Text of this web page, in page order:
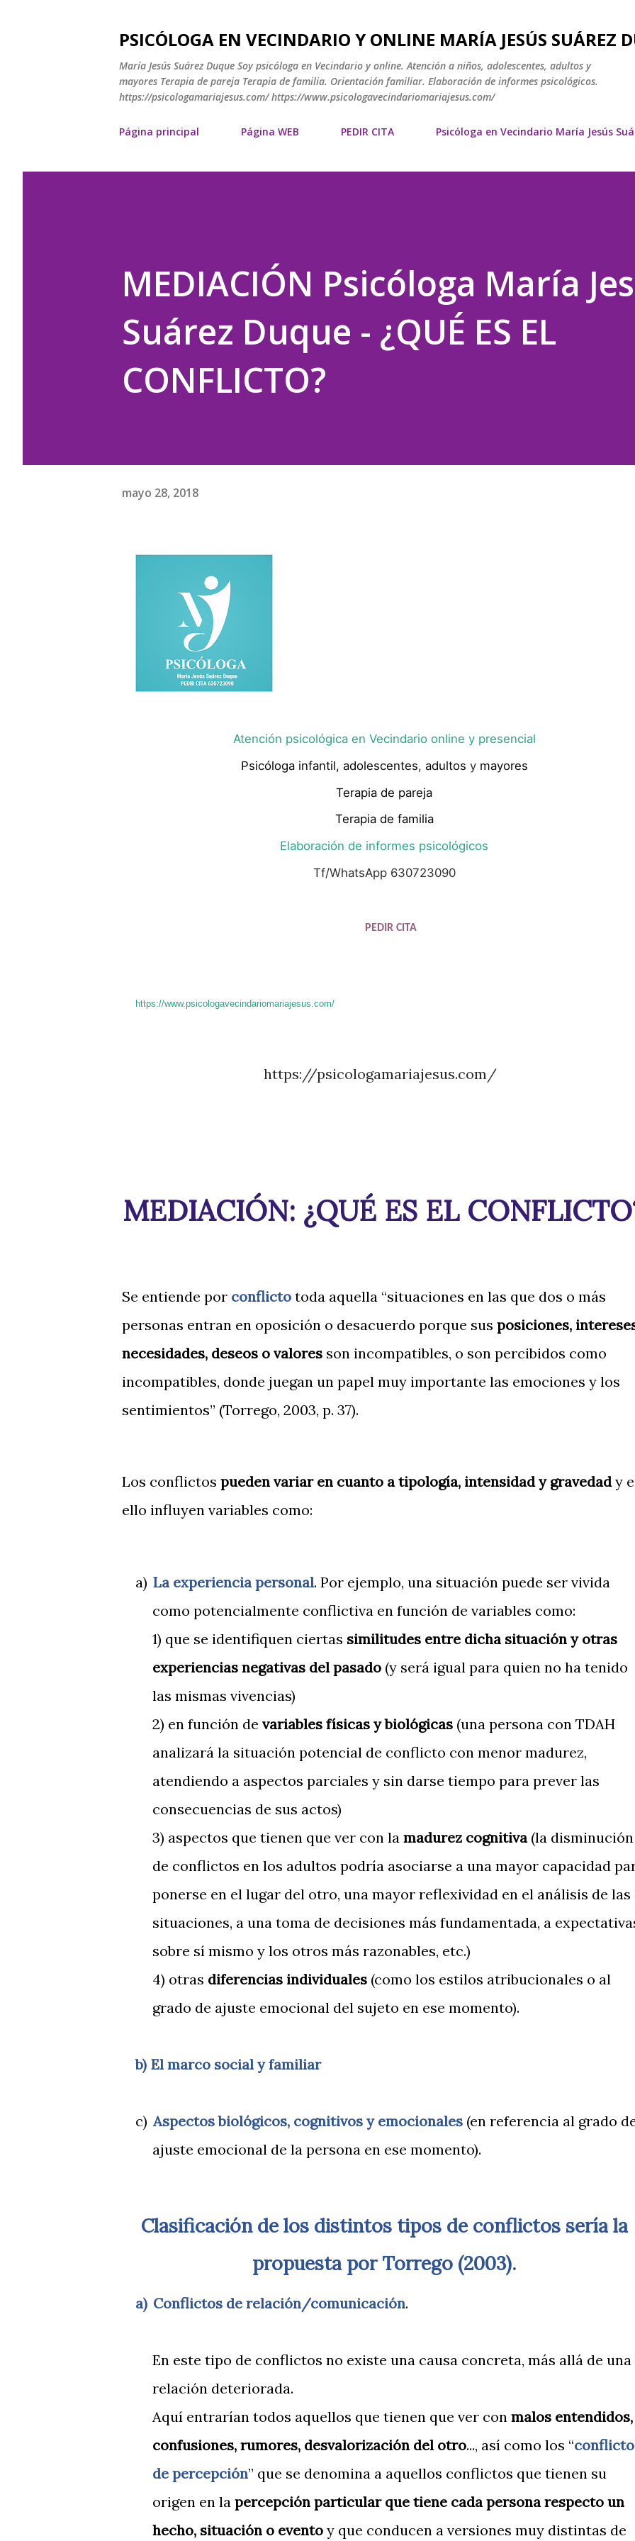
PSICÓLOGA EN VECINDARIO Y ONLINE MARÍA JESÚS SUÁREZ
María Jesús Suárez Duque Soy psicóloga en Vecindario y online. Atención a niños, adolescentes, adultos y
mayores Terapia de pareja Terapia de familia. Orientación familiar. Elaboración de informes psicológicos.
https://psicologamariajesus.com/ https://www.psicologavecindariomariajesus.com/
Página principal Página WEB PEDIR CITA Psicóloga en Vecindario María Jesús
MEDIACIÓN Psicóloga María
Suárez Duque - ¿QUÉ ES EL
CONFLICTO?
mayo 28, 2018
Atención psicológica en Vecindario online y presencial
Psicóloga infantil, adolescentes, adultos y mayores
Terapia de pareja
Terapia de familia
Elaboración de informes psicológicos
Tf/WhatsApp 630723090
PEDIR CITA
https://www.psicologavecindariomariajesus.com/
https://psicologamariajesus.com/
MEDIACIÓN: ¿QUÉ ES EL
Se entiende por conflicto toda aquella “situaciones en las que dos o más
personas entran en oposición o desacuerdo porque sus posiciones,
necesidades, deseos o valores son incompatibles, o son percibidos como
incompatibles, donde juegan un papel muy importante las emociones y los
sentimientos” (Torrego, 2003, p. 37).
Los conflictos pueden variar en cuanto a tipología, intensidad y gravedady
ello influyen variables como:
a) La experiencia personal. Por ejemplo, una situación puede ser vivida
como potencialmente conflictiva en función de variables como:
1) que se identifiquen ciertas similitudes entre dicha situación y otras
experiencias negativas del pasado(y será igual para quien no ha tenido
las mismas vivencias)
2) en función de variables físicas y biológicas(una persona con TDAH
analizará la situación potencial de conflicto con menor madurez,
atendiendo a aspectos parciales y sin darse tiempo para prever las
consecuencias de sus actos)
3) aspectos que tienen que ver con la madurez cognitiva(la disminución
de conflictos en los adultos podría asociarse a una mayor capacidad
ponerse en el lugar del otro, una mayor reflexividad en el análisis de las
situaciones, a una toma de decisiones más fundamentada, a
sobre sí mismo y los otros más razonables, etc.)
4) otras diferencias individuales(como los estilos atribucionales o al
grado de ajuste emocional del sujeto en ese momento).
b) El marco social y familiar
c) Aspectos biológicos, cognitivos y emocionales (en referencia al grado
ajuste emocional de la persona en ese momento).
Clasificación de los distintos tipos de conflictos sería la
propuesta por Torrego (2003).
a) Conflictos de relación/comunicación.
En este tipo de conflictos no existe una causa concreta, más allá de una
relación deteriorada.
Aquí entrarían todos aquellos que tienen que ver con malos entendidos,
confusiones, rumores, desvalorización del otro..., así como los “
de percepción” que se denomina a aquellos conflictos que tienen su
origen en la percepción particular que tiene cada persona respecto un
hecho, situación o eventoy que conducen a versiones muy distintas de